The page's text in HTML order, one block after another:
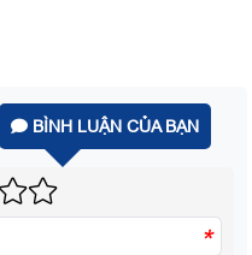
BÌNH LUẬN CỦA BẠN
*